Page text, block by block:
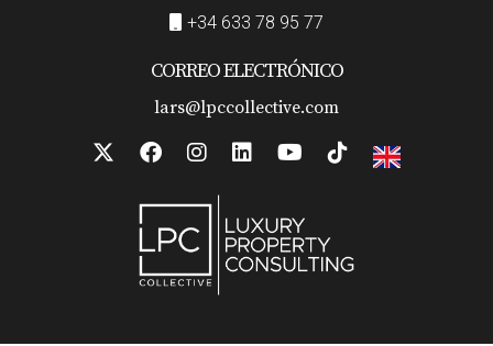
+34 633 78 95 77
CORREO ELECTRÓNICO
lars@lpccollective.com